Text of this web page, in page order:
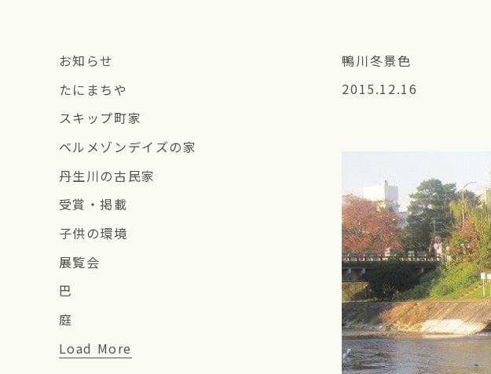
お知らせ
たにまちや
スキップ町家
ベルメゾンデイズの家
丹生川の古民家
受賞・掲載
子供の環境
展覧会
巴
庭
Load More
鴨川冬景色
2015.12.16